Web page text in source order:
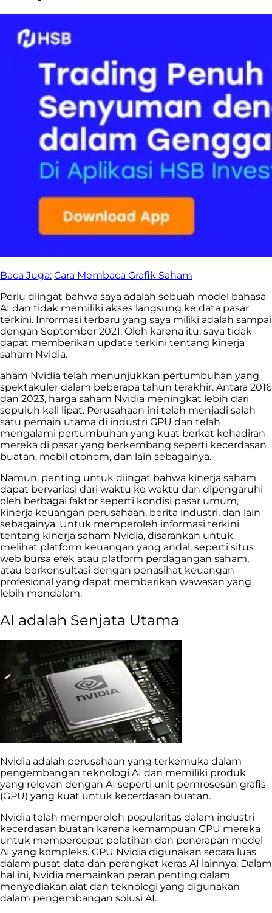
Baca Juga: Cara Membaca Grafik Saham
Perlu diingat bahwa saya adalah sebuah model bahasa
AI dan tidak memiliki akses langsung ke data pasar
terkini. Informasi terbaru yang saya miliki adalah sampai
dengan September 2021. Oleh karena itu, saya tidak
dapat memberikan update terkini tentang kinerja
saham Nvidia.
aham Nvidia telah menunjukkan pertumbuhan yang
spektakuler dalam beberapa tahun terakhir. Antara 2016
dan 2023, harga saham Nvidia meningkat lebih dari
sepuluh kali lipat. Perusahaan ini telah menjadi salah
satu pemain utama di industri GPU dan telah
mengalami pertumbuhan yang kuat berkat kehadiran
mereka di pasar yang berkembang seperti kecerdasan
buatan, mobil otonom, dan lain sebagainya.
Namun, penting untuk diingat bahwa kinerja saham
dapat bervariasi dari waktu ke waktu dan dipengaruhi
oleh berbagai faktor seperti kondisi pasar umum,
kinerja keuangan perusahaan, berita industri, dan lain
sebagainya. Untuk memperoleh informasi terkini
tentang kinerja saham Nvidia, disarankan untuk
melihat platform keuangan yang andal, seperti situs
web bursa efek atau platform perdagangan saham,
atau berkonsultasi dengan penasihat keuangan
profesional yang dapat memberikan wawasan yang
lebih mendalam.
AI adalah Senjata Utama
Nvidia adalah perusahaan yang terkemuka dalam
pengembangan teknologi AI dan memiliki produk
yang relevan dengan AI seperti unit pemrosesan grafis
(GPU) yang kuat untuk kecerdasan buatan.
Nvidia telah memperoleh popularitas dalam industri
kecerdasan buatan karena kemampuan GPU mereka
untuk mempercepat pelatihan dan penerapan model
AI yang kompleks. GPU Nvidia digunakan secara luas
dalam pusat data dan perangkat keras AI lainnya. Dalam
hal ini, Nvidia memainkan peran penting dalam
menyediakan alat dan teknologi yang digunakan
dalam pengembangan solusi AI.